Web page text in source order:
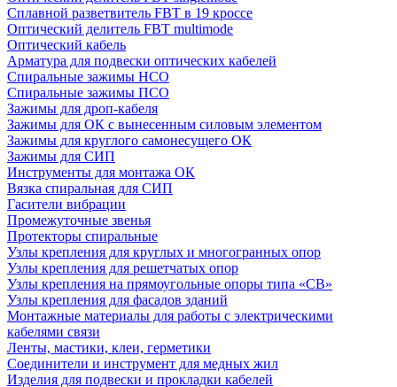
Сплавной разветвитель FBT в 19 кроссе
Оптический делитель FBT multimode
Оптический кабель
Арматура для подвески оптических кабелей
Спиральные зажимы НСО
Спиральные зажимы ПСО
Зажимы для дроп-кабеля
Зажимы для ОК с вынесенным силовым элементом
Зажимы для круглого самонесущего ОК
Зажимы для СИП
Инструменты для монтажа ОК
Вязка спиральная для СИП
Гасители вибрации
Промежуточные звенья
Протекторы спиральные
Узлы крепления для круглых и многогранных опор
Узлы крепления для решетчатых опор
Узлы крепления на прямоугольные опоры типа «СВ»
Узлы крепления для фасадов зданий
Монтажные материалы для работы с электрическими
кабелями связи
Ленты, мастики, клеи, герметики
Соединители и инструмент для медных жил
Изделия для подвески и прокладки кабелей